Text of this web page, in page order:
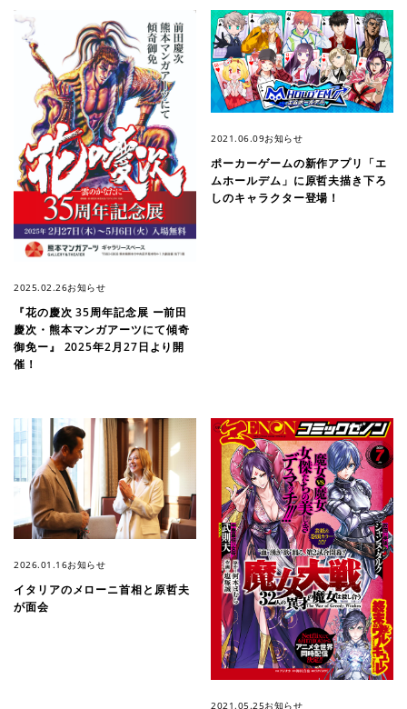
2025.02.26お知らせ
『花の慶次 35周年記念展 ー前田
慶次・熊本マンガアーツにて傾奇
御免ー』 2025年2月27日より開
催！
2021.06.09お知らせ
ポーカーゲームの新作アプリ「エ
ムホールデム」に原哲夫描き下ろ
しのキャラクター登場！
2026.01.16お知らせ
イタリアのメローニ首相と原哲夫
が面会
2021.05.25お知らせ